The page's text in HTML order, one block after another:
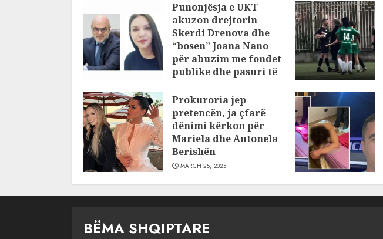
Punonjësja e UKT
akuzon drejtorin
Skerdi Drenova dhe
“bosen” Joana Nano
për abuzim me fondet
publike dhe pasuri të
JULY 24, 2025
Prokuroria jep
pretencën, ja çfarë
dënimi kërkon për
Mariela dhe Antonela
Berishën
MARCH 25, 2025
BËMA SHQIPTARE